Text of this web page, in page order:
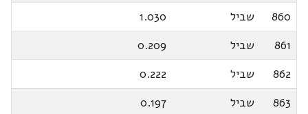
860 שביל
1.030
861
שביל
0.209
862
שביל
0.222
863
שביל
0.197